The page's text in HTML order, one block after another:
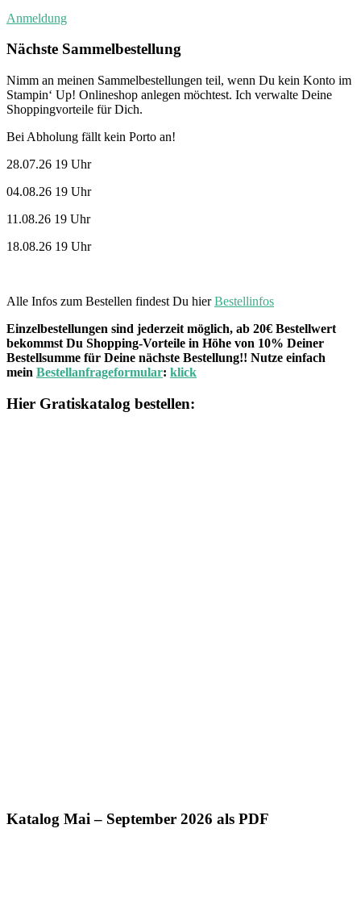
Anmeldung
Nächste Sammelbestellung
Nimm an meinen Sammelbestellungen teil, wenn Du kein Konto im
Stampin‘ Up! Onlineshop anlegen möchtest. Ich verwalte Deine
Shoppingvorteile für Dich.
Bei Abholung fällt kein Porto an!
28.07.26 19 Uhr
04.08.26 19 Uhr
11.08.26 19 Uhr
18.08.26 19 Uhr
Alle Infos zum Bestellen findest Du hierBestellinfos
Einzelbestellungen sind jederzeit möglich, ab 20€ Bestellwert
bekommst Du Shopping-Vorteile in Höhe von 10% Deiner
Bestellsumme für Deine nächste Bestellung!! Nutze einfach
mein Bestellanfrageformular: klick
Hier Gratiskatalog bestellen:
Katalog Mai – September 2026 als PDF